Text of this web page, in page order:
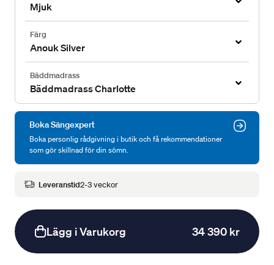
Mjuk
Färg
Anouk Silver
Bäddmadrass
Bäddmadrass Charlotte
Boka Sängexpert
Boka personlig rådgivning i butik och få rekommendationer
som gör skillnad för din sömn.
Leveranstid2-3 veckor
Lägg i Varukorg 34 390 kr